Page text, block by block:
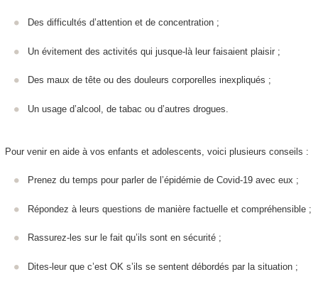
Des difficultés d’attention et de concentration ;
Un évitement des activités qui jusque-là leur faisaient plaisir ;
Des maux de tête ou des douleurs corporelles inexpliqués ;
Un usage d’alcool, de tabac ou d’autres drogues.
Pour venir en aide à vos enfants et adolescents, voici plusieurs conseils :
Prenez du temps pour parler de l’épidémie de Covid-19 avec eux ;
Répondez à leurs questions de manière factuelle et compréhensible ;
Rassurez-les sur le fait qu’ils sont en sécurité ;
Dites-leur que c’est OK s’ils se sentent débordés par la situation ;